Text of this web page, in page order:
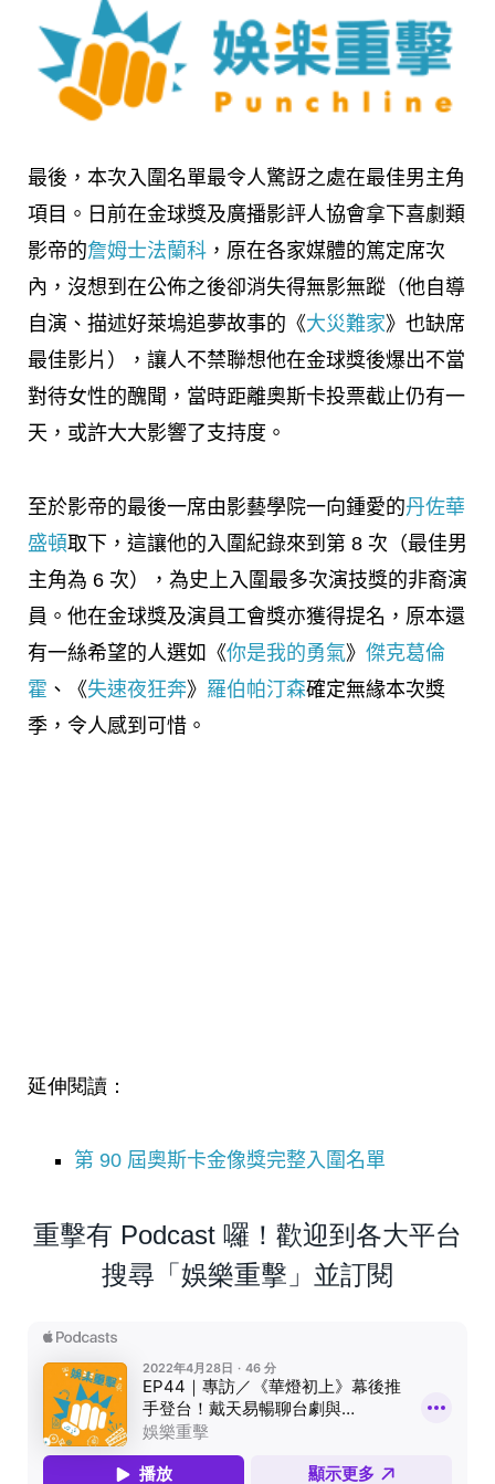
最後，本次入圍名單最令人驚訝之處在最佳男主角
項目。日前在金球獎及廣播影評人協會拿下喜劇類
影帝的詹姆士法蘭科 ，原在各家媒體的篤定席次
內，沒想到在公佈之後卻消失得無影無蹤（他自導
自演、描述好萊塢追夢故事的《大災難家》也缺席
最佳影片），讓人不禁聯想他在金球獎後爆出不當
對待女性的醜聞，當時距離奧斯卡投票截止仍有一
天，或許大大影響了支持度。
至於影帝的最後一席由影藝學院一向鍾愛的丹佐華
盛頓取下，這讓他的入圍紀錄來到第 8 次（最佳男
主角為 6 次），為史上入圍最多次演技獎的非裔演
員。他在金球獎及演員工會獎亦獲得提名，原本還
有一絲希望的人選如《你是我的勇氣》 傑克葛倫
霍 、《失速夜狂奔》 羅伯帕汀森確定無緣本次獎
季，令人感到可惜。
延伸閱讀：
第 90 屆奧斯卡金像獎完整入圍名單
重擊有 Podcast 囉！歡迎到各大平台
搜尋「娛樂重擊」並訂閱